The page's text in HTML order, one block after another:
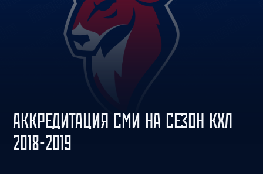
АККРЕДИТАЦИЯ СМИ НА СЕЗОН КХЛ
2018-2019